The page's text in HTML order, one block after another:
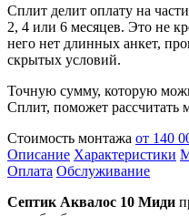
Сплит делит оплату на
2, 4 или 6 месяцев. Это не
него нет длинных анкет,
скрытых условий.
Точную сумму, которую
Сплит, поможет рассчитать
Стоимость монтажа от 140
Описание Характеристики
Оплата Обслуживание
Септик Аквалос 10 Миди